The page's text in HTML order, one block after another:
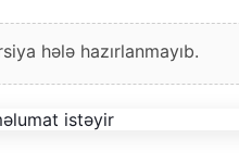
hələ hazırlanmayıb.